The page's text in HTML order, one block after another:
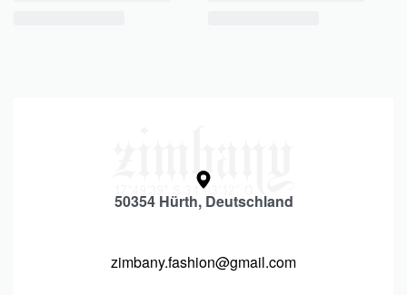
50354 Hürth, Deutschland
zimbany.fashion@gmail.com